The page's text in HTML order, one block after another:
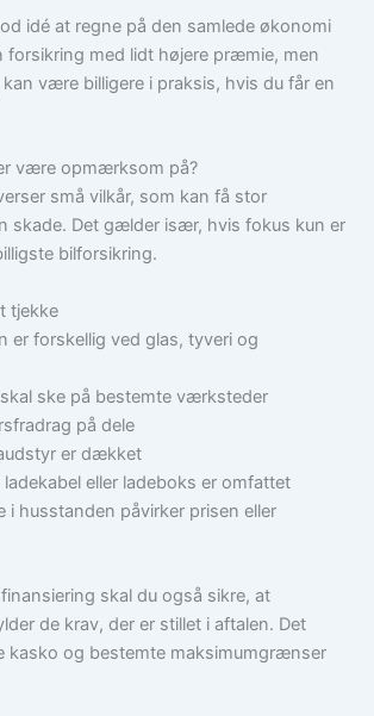
idé at regne på den samlede økonomi
forsikring med lidt højere præmie, men
kan være billigere i praksis, hvis du får en
være opmærksom på?
små vilkår, som kan få stor
skade. Det gælder især, hvis fokus kun er
bilforsikring.
tjekke
er forskellig ved glas, tyveri og
ske på bestemte værksteder
på dele
er dækket
eller ladeboks er omfattet
i husstanden påvirker prisen eller
skal du også sikre, at
de krav, der er stillet i aftalen. Det
kasko og bestemte maksimumgrænser